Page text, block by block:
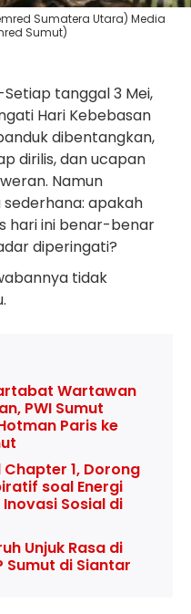
Sumatera Utara) Media
Sumut)
Setiap tanggal 3 Mei,
Hari Kebebasan
dibentangkan,
dirilis, dan ucapan
Namun
apakah
hari ini benar-benar
diperingati?
tidak
Wartawan
PWI Sumut
Paris ke
1, Dorong
soal Energi
Sosial di
Unjuk Rasa di
Sumut di Siantar